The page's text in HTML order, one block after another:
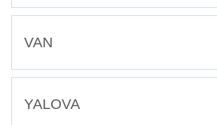
VAN
YALOVA